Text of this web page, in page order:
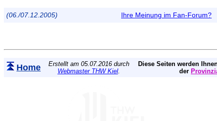
(06./07.12.2005) Ihre Meinung im Fan-Forum?
Home
Erstellt am 05.07.2016 durch
Webmaster THW Kiel.
Diese Seiten werden
der